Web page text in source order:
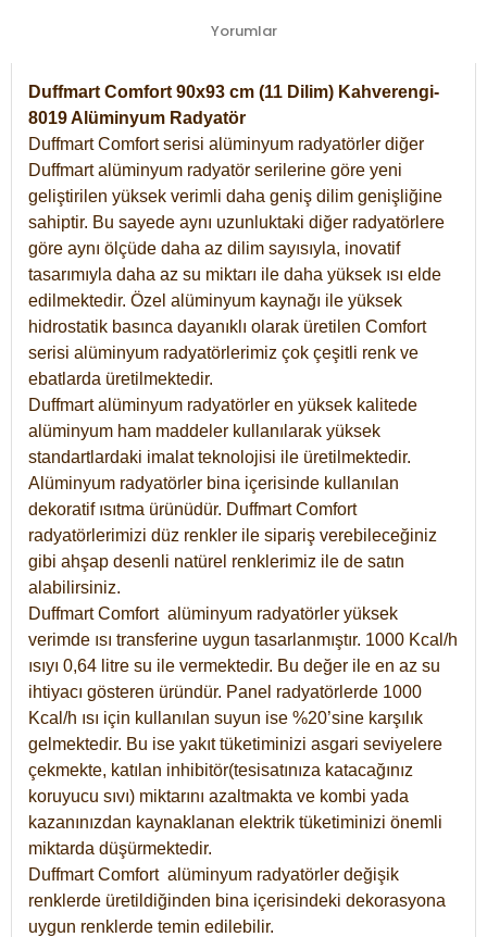
Yorumlar
Duffmart Comfort 90x93 cm (11 Dilim) Kahverengi-
8019 Alüminyum Radyatör
Duffmart Comfort serisi alüminyum radyatörler diğer
Duffmart alüminyum radyatör serilerine göre yeni
geliştirilen yüksek verimli daha geniş dilim genişliğine
sahiptir. Bu sayede aynı uzunluktaki diğer radyatörlere
göre aynı ölçüde daha az dilim sayısıyla, inovatif
tasarımıyla daha az su miktarı ile daha yüksek ısı elde
edilmektedir. Özel alüminyum kaynağı ile yüksek
hidrostatik basınca dayanıklı olarak üretilen Comfort
serisi alüminyum radyatörlerimiz çok çeşitli renk ve
ebatlarda üretilmektedir.
Duffmart alüminyum radyatörler en yüksek kalitede
alüminyum ham maddeler kullanılarak yüksek
standartlardaki imalat teknolojisi ile üretilmektedir.
Alüminyum radyatörler bina içerisinde kullanılan
dekoratif ısıtma ürünüdür. Duffmart Comfort
radyatörlerimizi düz renkler ile sipariş verebileceğiniz
gibi ahşap desenli natürel renklerimiz ile de satın
alabilirsiniz.
Duffmart Comfort alüminyum radyatörler yüksek
verimde ısı transferine uygun tasarlanmıştır. 1000 Kcal/h
ısıyı 0,64 litre su ile vermektedir. Bu değer ile en az su
ihtiyacı gösteren üründür. Panel radyatörlerde 1000
Kcal/h ısı için kullanılan suyun ise %20’sine karşılık
gelmektedir. Bu ise yakıt tüketiminizi asgari seviyelere
çekmekte, katılan inhibitör(tesisatınıza katacağınız
koruyucu sıvı) miktarını azaltmakta ve kombi yada
kazanınızdan kaynaklanan elektrik tüketiminizi önemli
miktarda düşürmektedir.
Duffmart Comfort alüminyum radyatörler değişik
renklerde üretildiğinden bina içerisindeki dekorasyona
uygun renklerde temin edilebilir.